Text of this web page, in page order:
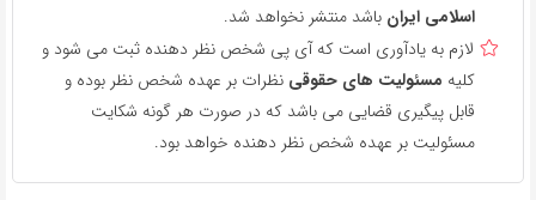
اسلامی ایران باشد منتشر نخواهد شد.
لازم به یادآوری است که آی پی شخص نظر دهنده ثبت می شود و
کلیه مسئولیت های حقوقی نظرات بر عهده شخص نظر بوده و
قابل پیگیری قضایی می باشد که در صورت هر گونه شکایت
مسئولیت بر عهده شخص نظر دهنده خواهد بود.